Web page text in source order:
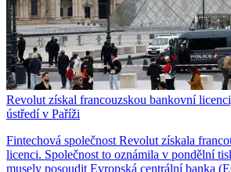
Revolut získal francouzskou bankovní
ústředí v Paříži
Fintechová společnost Revolut získala
licenci. Společnost to oznámila v pondělní
musely posoudit Evropská centrální banka